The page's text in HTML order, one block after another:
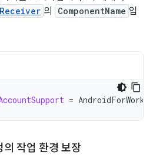
의 ComponentName 입
=
작업 환경 보장